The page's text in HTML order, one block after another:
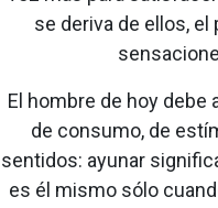
se deriva de ellos,
El hombre de hoy
de consumo, de
sentidos: ayunar
es él mismo sólo